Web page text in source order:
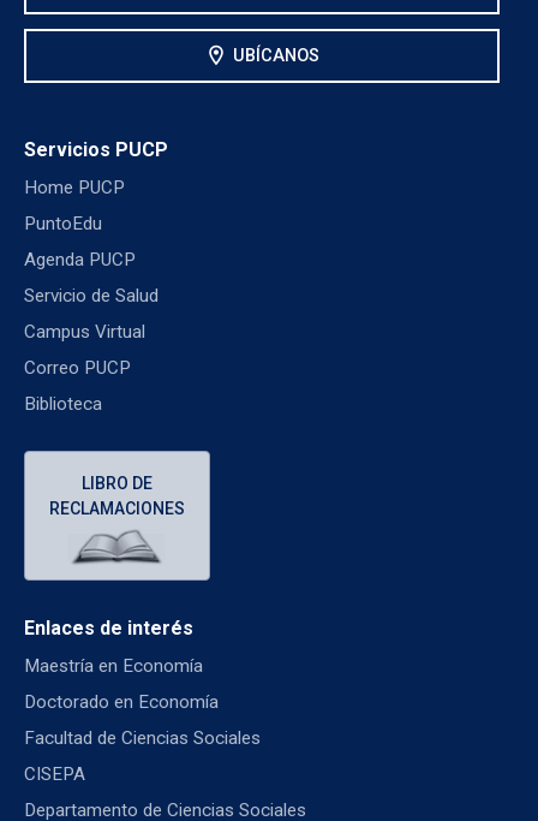
location_on UBÍCANOS
Servicios PUCP
Home PUCP
PuntoEdu
Agenda PUCP
Servicio de Salud
Campus Virtual
Correo PUCP
Biblioteca
LIBRO DE
RECLAMACIONES
Enlaces de interés
Maestría en Economía
Doctorado en Economía
Facultad de Ciencias Sociales
CISEPA
Departamento de Ciencias Sociales